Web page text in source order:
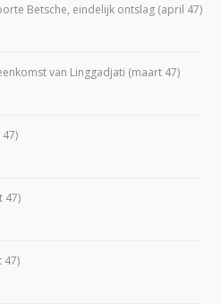
Betsche, eindelijk ontslag (april 47)
van Linggadjati (maart 47)
47)
47)